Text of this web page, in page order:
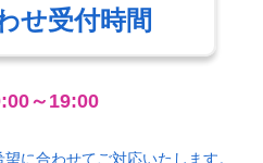
せ受付時間
～19:00
に合わせてご対応いたします。